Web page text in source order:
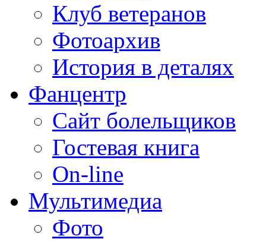
Клуб ветеранов
Фотоархив
История в деталях
Фанцентр
Сайт болельщиков
Гостевая книга
On-line
Мультимедиа
Фото